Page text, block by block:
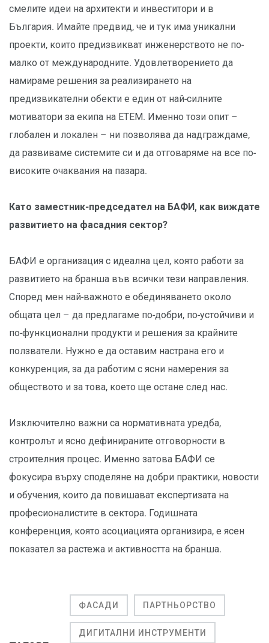
смелите идеи на архитекти и инвеститори и в
България. Имайте предвид, че и тук има уникални
проекти, които предизвикват инженерството не по-
малко от международните. Удовлетворението да
намираме решения за реализирането на
предизвикателни обекти е един от най-силните
мотиватори за екипа на ЕТЕМ. Именно този опит –
глобален и локален – ни позволява да надграждаме,
да развиваме системите си и да отговаряме на все по-
високите очаквания на пазара.
Като заместник-председател на БАФИ, как виждате
развитието на фасадния сектор?
БАФИ е организация с идеална цел, която работи за
развитието на бранша във всички тези направления.
Според мен най-важното е обединяването около
общата цел – да предлагаме по-добри, по-устойчиви и
по-функционални продукти и решения за крайните
ползватели. Нужно е да оставим настрана его и
конкуренция, за да работим с ясни намерения за
обществото и за това, което ще остане след нас.
Изключително важни са нормативната уредба,
контролът и ясно дефинираните отговорности в
строителния процес. Именно затова БАФИ се
фокусира върху споделяне на добри практики, новости
и обучения, които да повишават експертизата на
професионалистите в сектора. Годишната
конференция, която асоциацията организира, е ясен
показател за растежа и активността на бранша.
ФАСАДИ ПАРТНЬОРСТВО
ДИГИТАЛНИ ИНСТРУМЕНТИ